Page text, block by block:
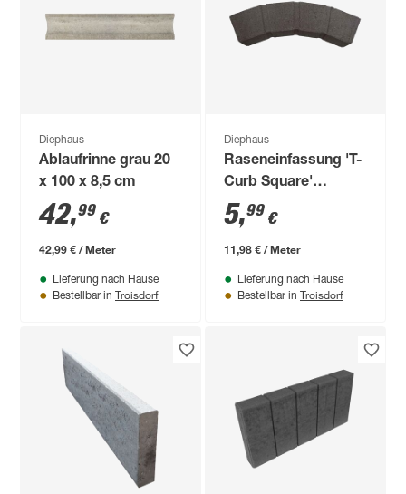
Diephaus
Ablaufrinne grau 20
x 100 x 8,5 cm
42,99 €
42,99 € / Meter
Lieferung nach Hause
Bestellbar in Troisdorf
Diephaus
Raseneinfassung 'T-
Curb Square'
anthrazitfarben 11,5
x 50 x 8 cm
5,99 €
11,98 € / Meter
Lieferung nach Hause
Bestellbar in Troisdorf